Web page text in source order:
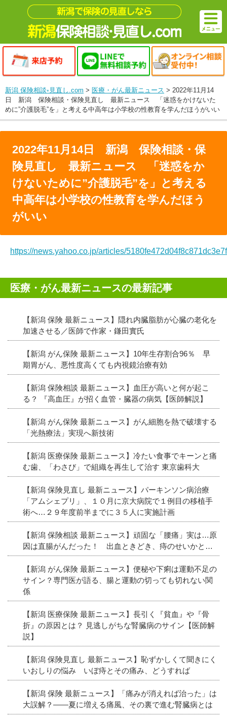
新潟 保険相談◦見直し.com > 医療・がん最新ニュース > 2022年11月14
日 新潟 保険相談・保険見直し 最新ニュース 「迷惑をかけないた
めに”介護脱毛”を」と考える中高年は小学校の性教育を学んだほうがいい
2022年11月14日 新潟 保険相談・保
険見直し 最新ニュース 「迷惑をか
けないために”介護脱毛”を」と考える
中高年は小学校の性教育を学んだほう
がいい
https://news.yahoo.co.jp/articles/
医療・がん最新ニュースの最新記事
【新潟 保険 最新ニュース】隠れ内臓脂肪が心臓の老化を
加速させる／医師で作家・鎌田實氏
【新潟 がん保険 最新ニュース】10年生存割合96％ 早
期胃がん、悪性度高くても内視鏡治療有効
【新潟 保険相談 最新ニュース】血圧が高いと何が起こ
る？ 『高血圧』が招く血管・臓器の病気【医師解説】
【新潟 がん保険 最新ニュース】がん細胞を熱で破壊する
「光熱療法」実現へ新技術
【新潟 医療保険 最新ニュース】冷たい食事でキーンと痛
む歯、「わさび」で組織を再生して治す 東京歯科大
【新潟 保険見直し 最新ニュース】パーキンソン病治療
「アムシェプリ」、１０月に京大病院で１例目の移植手
術へ…２９年度前半までに３５人に実施計画
【新潟 保険相談 最新ニュース】頑固な「腰痛」実は…原
因は直腸がんだった！ 出血ときどき、痔のせいかと…
【新潟 がん保険 最新ニュース】便秘や下痢は運動不足の
サイン？専門医が語る、腸と運動の切っても切れない関
係
【新潟 医療保険 最新ニュース】長引く『貧血』や『骨
折』の原因とは？ 見逃しがちな腎臓病のサイン【医師解
説】
【新潟 保険見直し 最新ニュース】恥ずかしくて聞きにく
いおしりの悩み いぼ痔とその痛み、どうすれば
【新潟 保険 最新ニュース】「痛みが消えれば治った」は
大誤解？――夏に増える痛風、その裏で進む腎臓病とは